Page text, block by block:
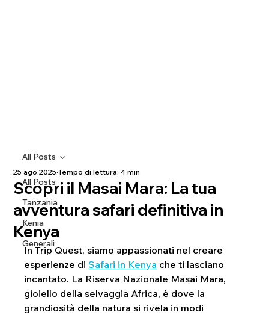
All Posts
Tanzania
Kenia
Generali
All Posts
Scopri il Masai Mara: La tua
avventura safari definitiva in
Kenya
25 ago 2025 Tempo di lettura: 4 min
In Trip Quest, siamo appassionati nel creare
esperienze di Safari in Kenya che ti lasciano
incantato. La Riserva Nazionale Masai Mara,
gioiello della selvaggia Africa, è dove la
grandiosità della natura si rivela in modi